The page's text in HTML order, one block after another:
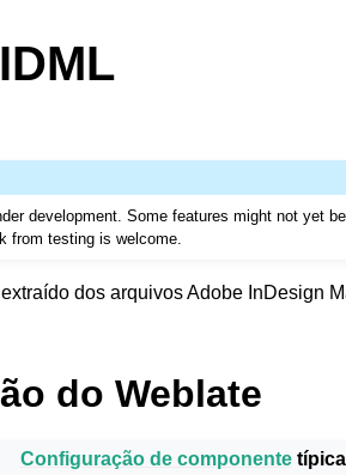
development. Some features might not yet
from testing is welcome.
dos arquivos Adobe InDesign
do Weblate
Configuração de componentetípica